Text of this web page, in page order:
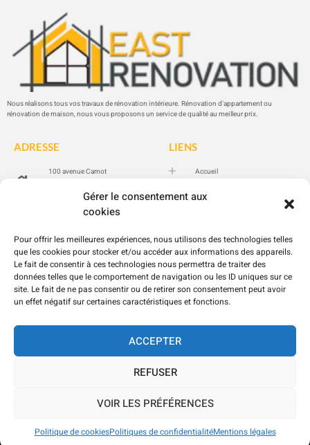
Gérer le consentement aux
cookies
Pour offrir les meilleures expériences, nous utilisons des technologies telles
que les cookies pour stocker et/ou accéder aux informations des appareils.
Le fait de consentir à ces technologies nous permettra de traiter des
données telles que le comportement de navigation ou les ID uniques sur ce
site. Le fait de ne pas consentir ou de retirer son consentement peut avoir
un effet négatif sur certaines caractéristiques et fonctions.
ACCEPTER
REFUSER
VOIR LES PRÉFÉRENCES
Politique de cookiesPolitiques de confidentialitéMentions légales
Nous réalisons tous vos travaux de rénovation intérieure. Rénovation d’appartement ou
rénovation de maison, nous vous proposons un service de qualité au meilleur prix.
ADRESSE
100 avenue Carnot
06 20 56 73 77
LIENS
Accueil
Réalisations
DPE
LÉGALE
Politiques de confidentialité